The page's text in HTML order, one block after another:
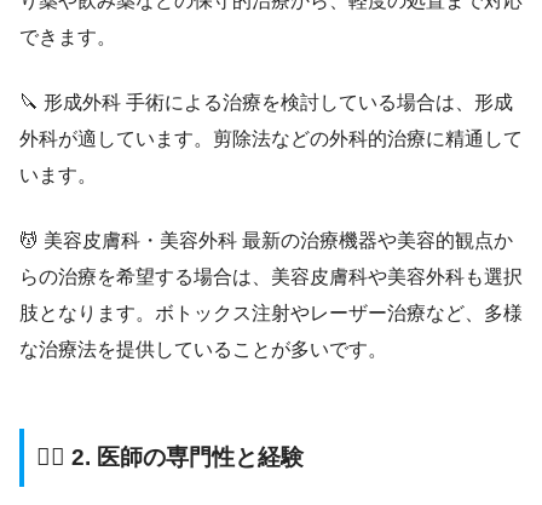
できます。
🔪 形成外科 手術による治療を検討している場合は、形成
外科が適しています。剪除法などの外科的治療に精通して
います。
💆 美容皮膚科・美容外科 最新の治療機器や美容的観点か
らの治療を希望する場合は、美容皮膚科や美容外科も選択
肢となります。ボトックス注射やレーザー治療など、多様
な治療法を提供していることが多いです。
👨‍⚕️ 2. 医師の専門性と経験